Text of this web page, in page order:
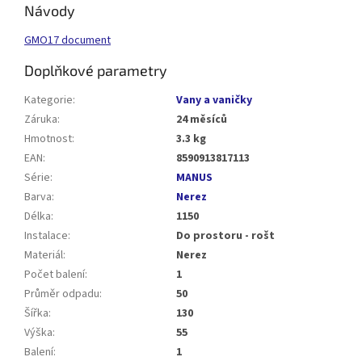
Návody
GMO17 document
Doplňkové parametry
Kategorie:
Vany a vaničky
Záruka:
24 měsíců
Hmotnost:
3.3 kg
EAN:
8590913817113
Série:
MANUS
Barva:
Nerez
Délka:
1150
Instalace:
Do prostoru - rošt
Materiál:
Nerez
Počet balení:
1
Průměr odpadu:
50
Šířka:
130
Výška:
55
Balení:
1